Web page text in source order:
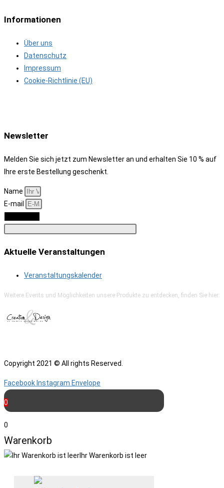
Informationen
Über uns
Datenschutz
Impressum
Cookie-Richtlinie (EU)
Newsletter
Melden Sie sich jetzt zum Newsletter an und erhalten Sie 10 % auf
Ihre erste Bestellung geschenkt.
Name
E-mail
Aktuelle Veranstaltungen
Veranstaltungskalender
Weitere Events und Möglichkeiten unsere Produkte zu entdecken, finden Sie hier:
Copyright 2021 © All rights Reserved.
Facebook Instagram Envelope
0
0
Warenkorb
Ihr Warenkorb ist leer